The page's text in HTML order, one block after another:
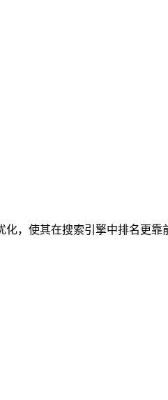
化，使其在搜索引擎中排名更